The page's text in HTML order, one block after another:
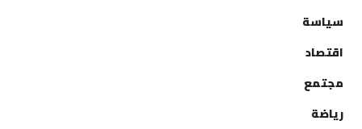
سياسة
اقتصاد
مجتمع
رياضة